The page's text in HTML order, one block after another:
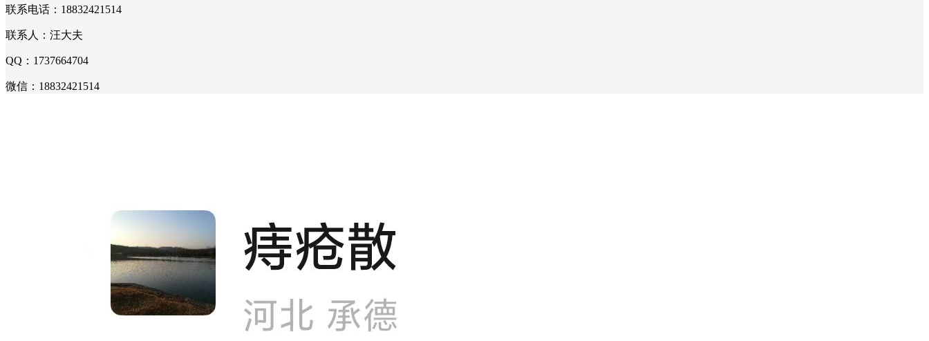
联系电话：18832421514
联系人：汪大夫
QQ：1737664704
微信：18832421514